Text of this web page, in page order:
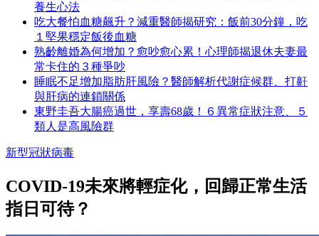
養生心法
吃大餐怕血糖飆升？減重醫師揭研究：飯前30分鐘，吃
１堅果穩定飯後血糖
熟齡離婚為何增加？愈吵愈心累！心理師揭退休夫妻最
常卡住的３種爭吵
睡眠不足增加脂肪肝風險？醫師解析代謝症候群、打鼾
與肝病的連鎖關係
東野圭吾大腸癌過世，享壽68歲！６異常症狀注意、５
類人是高風險群
新型冠狀病毒
COVID-19未來將輕症化，回歸正常生活
指日可待？